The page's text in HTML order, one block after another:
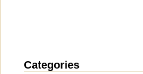
Categories